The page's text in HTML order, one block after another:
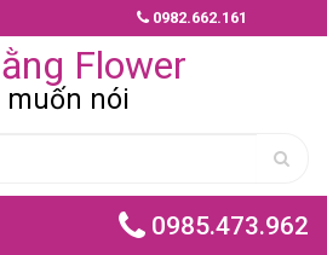
0982.662.161
Flower
muốn nói
0985.473.962